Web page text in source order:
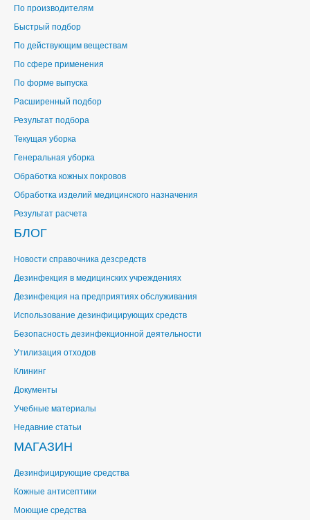
По производителям
Быстрый подбор
По действующим веществам
По сфере применения
По форме выпуска
Расширенный подбор
Результат подбора
Текущая уборка
Генеральная уборка
Обработка кожных покровов
Обработка изделий медицинского назначения
Результат расчета
БЛОГ
Новости справочника дезсредств
Дезинфекция в медицинских учреждениях
Дезинфекция на предприятиях обслуживания
Использование дезинфицирующих средств
Безопасность дезинфекционной деятельности
Утилизация отходов
Клининг
Документы
Учебные материалы
Недавние статьи
МАГАЗИН
Дезинфицирующие средства
Кожные антисептики
Моющие средства